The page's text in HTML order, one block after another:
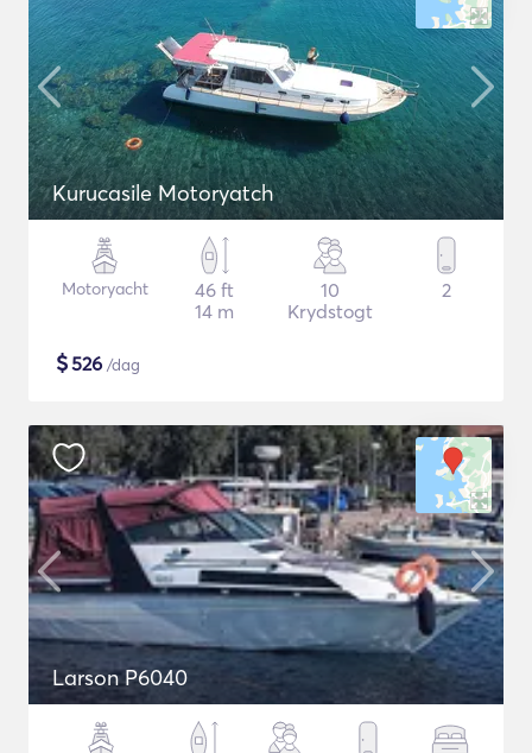
Kurucasile Motoryatch
Motoryacht
46 ft
14 m
10
Krydstogt
2
$526 /dag
Larson P6040